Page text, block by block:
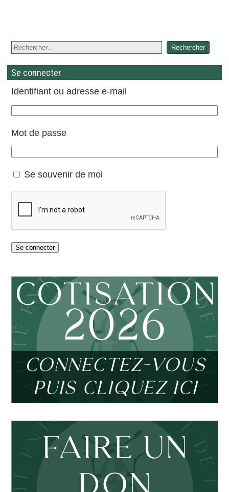
Se connecter
Identifiant ou adresse e-mail
Mot de passe
Se souvenir de moi
Se connecter